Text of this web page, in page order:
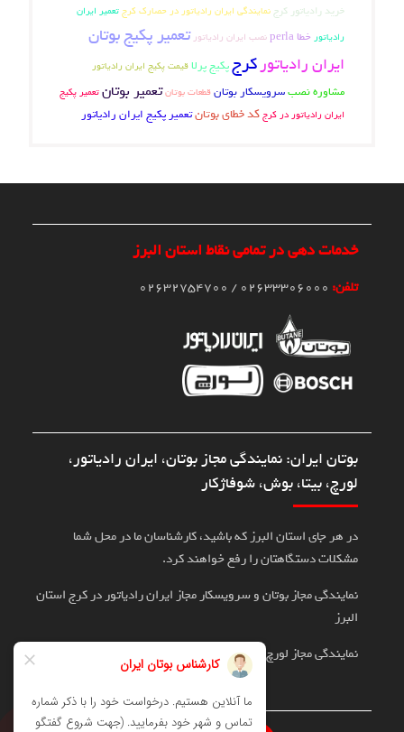
خرید رادیاتور کرج نمایندگی ایران رادیاتور در حصارک کرج تعمیر ایران
رادیاتور خطا perla نصب ایران رادیاتور تعمیر پکیج بوتان
ایران رادیاتورکرجپکیج پرلاقیمت پکیج ایران رادیاتور
مشاوره نصبسرویسکار بوتان قطعات بوتانتعمیر بوتانتعمیر پکیج
ایران رادیاتور در کرجکد خطای بوتانتعمیر پکیج ایران رادیاتور
خدمات دهی در تمامی نقاط استان البرز
تلفن:
بوتان ایران: نمایندگی مجاز بوتان، ایران رادیاتور،
لورچ، بیتا، بوش، شوفاژکار
در هر جای استان البرز که باشید، کارشناسان ما در محل شما
مشکلات دستگاهتان را رفع خواهند کرد.
نمایندگی مجاز بوتان و سرویسکار مجاز ایران رادیاتور در کرج استان
البرز
نمایندگی مجاز لورچ، بوش، بیتا در کرج